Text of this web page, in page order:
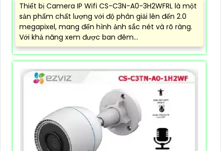
Thiết bị Camera IP Wifi CS-C3N-A0-3H2WFRL là một
sản phẩm chất lượng với độ phân giải lên đến 2.0
megapixel, mang đến hình ảnh sắc nét và rõ ràng.
Với khả năng xem được ban đêm...